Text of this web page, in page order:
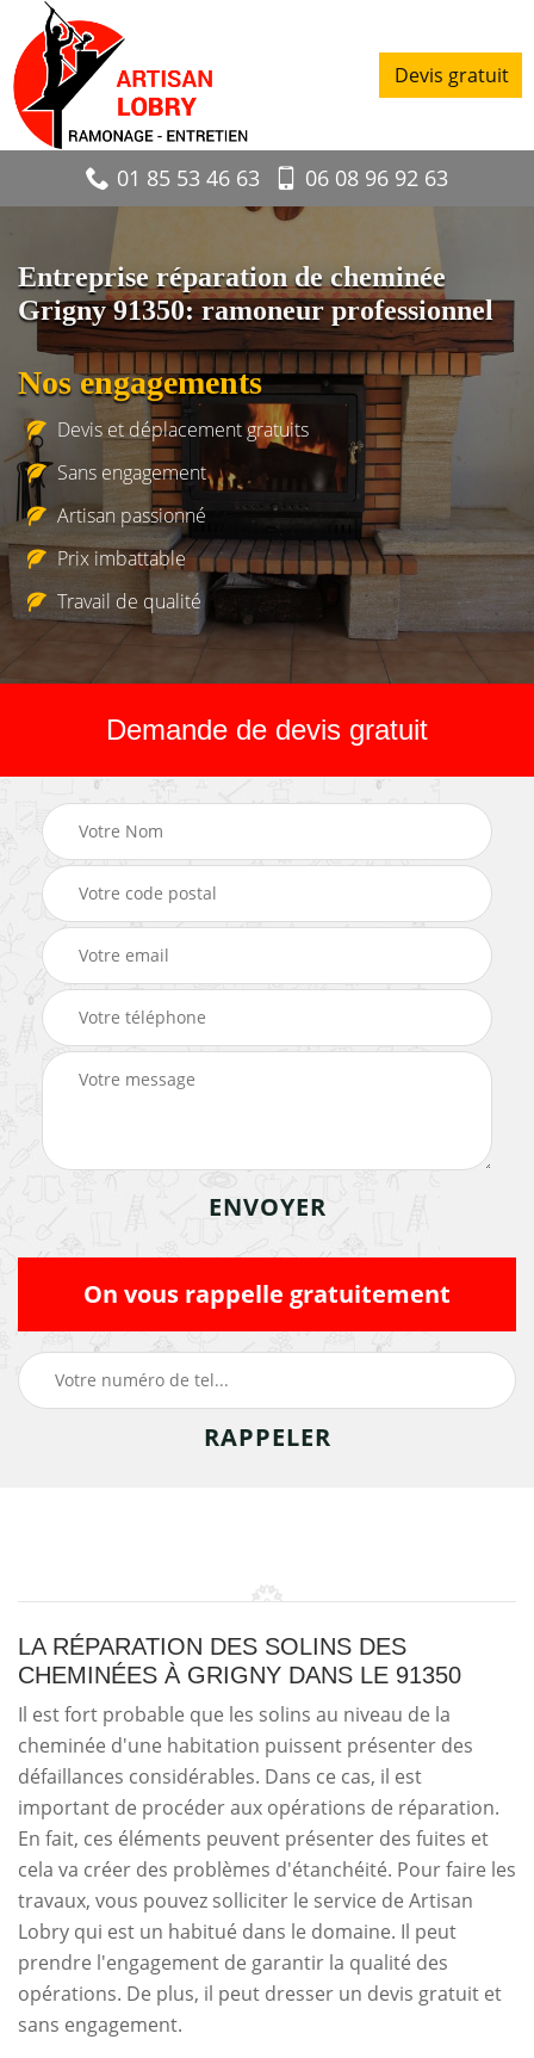
Devis gratuit
01 85 53 46 63 06 08 96 92 63
Entreprise réparation de cheminée
Grigny 91350: ramoneur professionnel
Nos engagements
Devis et déplacement gratuits
Sans engagement
Artisan passionné
Prix imbattable
Travail de qualité
Demande de devis gratuit
On vous rappelle gratuitement
LA RÉPARATION DES SOLINS DES
CHEMINÉES À GRIGNY DANS LE 91350
Il est fort probable que les solins au niveau de la
cheminée d'une habitation puissent présenter des
défaillances considérables. Dans ce cas, il est
important de procéder aux opérations de réparation.
En fait, ces éléments peuvent présenter des fuites et
cela va créer des problèmes d'étanchéité. Pour faire les
travaux, vous pouvez solliciter le service de Artisan
Lobry qui est un habitué dans le domaine. Il peut
prendre l'engagement de garantir la qualité des
opérations. De plus, il peut dresser un devis gratuit et
sans engagement.